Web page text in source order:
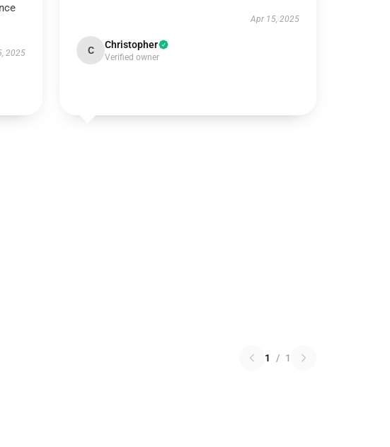
2025
Apr 15, 2025
C Christopher
Verified owner
1 / 1